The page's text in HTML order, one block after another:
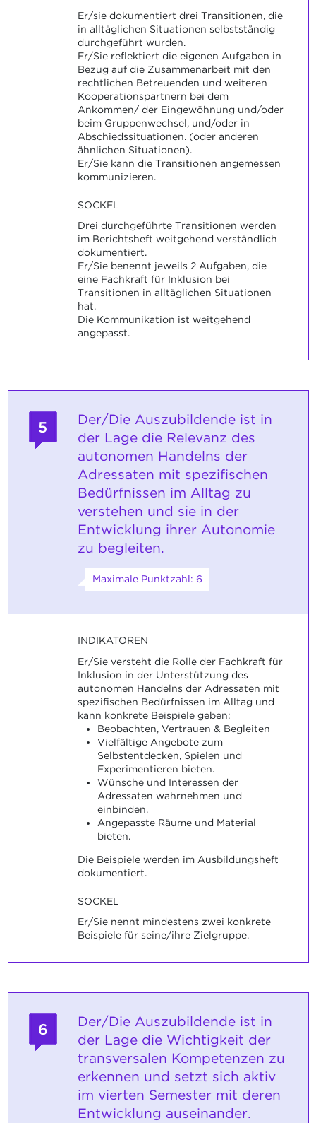
Er/sie dokumentiert drei Transitionen, die
in alltäglichen Situationen selbstständig
durchgeführt wurden.
Er/Sie reflektiert die eigenen Aufgaben in
Bezug auf die Zusammenarbeit mit den
rechtlichen Betreuenden und weiteren
Kooperationspartnern bei dem
Ankommen/ der Eingewöhnung und/oder
beim Gruppenwechsel, und/oder in
Abschiedssituationen. (oder anderen
ähnlichen Situationen).
Er/Sie kann die Transitionen angemessen
kommunizieren.
SOCKEL
Drei durchgeführte Transitionen werden
im Berichtsheft weitgehend verständlich
dokumentiert.
Er/Sie benennt jeweils 2 Aufgaben, die
eine Fachkraft für Inklusion bei
Transitionen in alltäglichen Situationen
hat.
Die Kommunikation ist weitgehend
angepasst.
5
Der/Die Auszubildende ist in
der Lage die Relevanz des
autonomen Handelns der
Adressaten mit spezifischen
Bedürfnissen im Alltag zu
verstehen und sie in der
Entwicklung ihrer Autonomie
zu begleiten.
Maximale Punktzahl: 6
INDIKATOREN
Er/Sie versteht die Rolle der Fachkraft für
Inklusion in der Unterstützung des
autonomen Handelns der Adressaten mit
spezifischen Bedürfnissen im Alltag und
kann konkrete Beispiele geben:
Beobachten, Vertrauen & Begleiten
Vielfältige Angebote zum
Selbstentdecken, Spielen und
Experimentieren bieten.
Wünsche und Interessen der
Adressaten wahrnehmen und
einbinden.
Angepasste Räume und Material
bieten.
Die Beispiele werden im Ausbildungsheft
dokumentiert.
SOCKEL
Er/Sie nennt mindestens zwei konkrete
Beispiele für seine/ihre Zielgruppe.
6
Der/Die Auszubildende ist in
der Lage die Wichtigkeit der
transversalen Kompetenzen zu
erkennen und setzt sich aktiv
im vierten Semester mit deren
Entwicklung auseinander.